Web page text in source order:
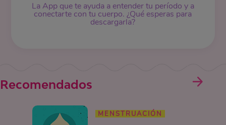
La App que te ayuda a entender tu período y a
conectarte con tu cuerpo. ¿Qué esperas para
descargarla?
Recomendados
MENSTRUACIÓN